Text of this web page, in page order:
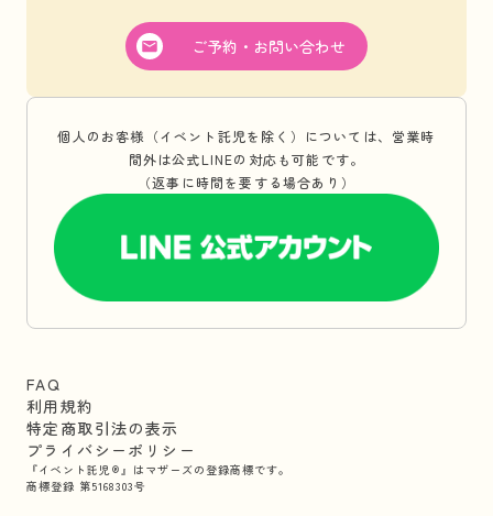
ご予約・お問い合わせ
個人のお客様（イベント託児を除く）については、営業時
間外は公式LINEの対応も可能です。
（返事に時間を要する場合あり）
FAQ
利用規約
特定商取引法の表示
プライバシーポリシー
『イベント託児®』はマザーズの登録商標です。
商標登録 第5168303号